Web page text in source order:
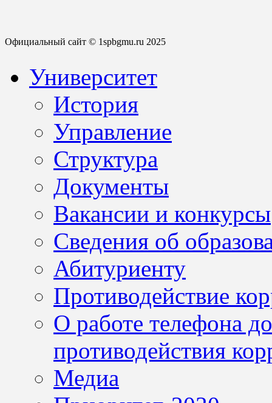
Официальный сайт © 1spbgmu.ru 2025
Университет
История
Управление
Структура
Документы
Вакансии и конкурсы
Сведения об
Абитуриенту
Противодействие
О работе телефона
противодействия
Медиа